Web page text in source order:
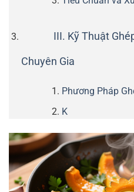
III. Kỹ Thuật
Chuyên Gia
Phương Pháp
K